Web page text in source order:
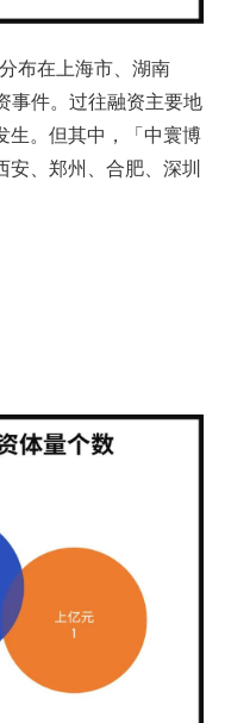
布在上海市、湖南
事件。过往融资主要地
生。但其中，「中寰博
、郑州、合肥、深圳